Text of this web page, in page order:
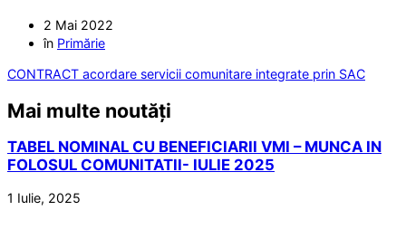
2 Mai 2022
în Primărie
CONTRACT acordare servicii comunitare integrate prin SAC
Mai multe noutăți
TABEL NOMINAL CU BENEFICIARII VMI – MUNCA IN
FOLOSUL COMUNITATII- IULIE 2025
1 Iulie, 2025